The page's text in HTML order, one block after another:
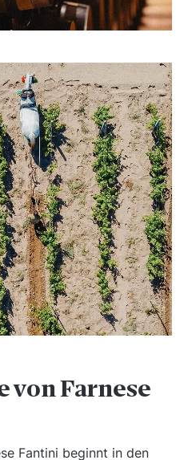
von Farnese
Fantini beginnt in den